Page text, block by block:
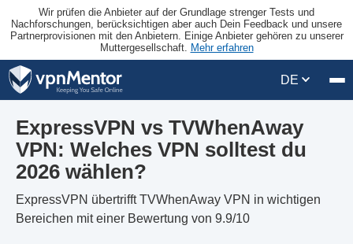
Wir prüfen die Anbieter auf der Grundlage strenger Tests und
Nachforschungen, berücksichtigen aber auch Dein Feedback und unsere
Partnerprovisionen mit den Anbietern. Einige Anbieter gehören zu unserer
Muttergesellschaft. Mehr erfahren
DE
ExpressVPN vs TVWhenAway
VPN: Welches VPN solltest du
2026 wählen?
ExpressVPN übertrifft TVWhenAway VPN in wichtigen
Bereichen mit einer Bewertung von 9.9/10